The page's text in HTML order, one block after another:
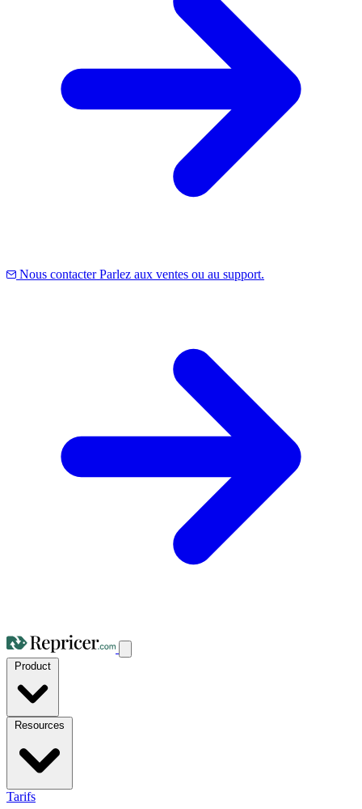
Nous contacter Parlez aux ventes ou au support.
Tarifs